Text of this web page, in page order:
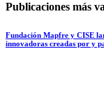
Publicaciones más
Fundación Mapfre y CISE
innovadoras creadas por y